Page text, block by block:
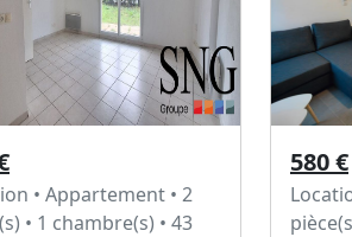
• Appartement • 2
• 1 chambre(s) • 43
580 €